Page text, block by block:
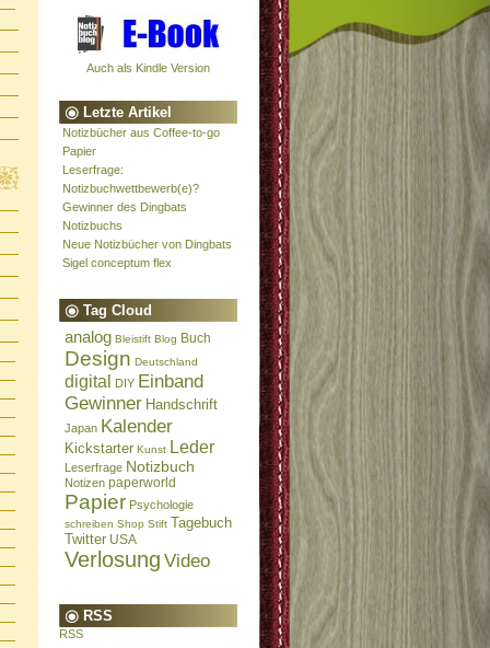
Auch als Kindle Version
Letzte Artikel
Notizbücher aus Coffee-to-go
Papier
Leserfrage:
Notizbuchwettbewerb(e)?
Gewinner des Dingbats
Notizbuchs
Neue Notizbücher von Dingbats
Sigel conceptum flex
Tag Cloud
analog Bleistift Blog Buch
Design Deutschland
digital DIY Einband
Gewinner Handschrift
Japan Kalender
Kickstarter Kunst Leder
Leserfrage Notizbuch
Notizen paperworld
Papier Psychologie
schreiben Shop Stift Tagebuch
Twitter USA
Verlosung Video
RSS
RSS